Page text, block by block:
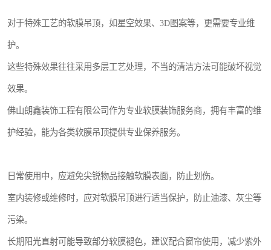
对于特殊工艺的软膜吊顶，如星空效果、3D图案等，更需要专业维
护。
这些特殊效果往往采用多层工艺处理，不当的清洁方法可能破坏视觉
效果。
佛山朗鑫装饰工程有限公司作为专业软膜装饰服务商，拥有丰富的维
护经验，能为各类软膜吊顶提供专业保养服务。
日常使用中，应避免尖锐物品接触软膜表面，防止划伤。
室内装修或维修时，应对软膜吊顶进行适当保护，防止油漆、灰尘等
污染。
长期阳光直射可能导致部分软膜褪色，建议配合窗帘使用，减少紫外